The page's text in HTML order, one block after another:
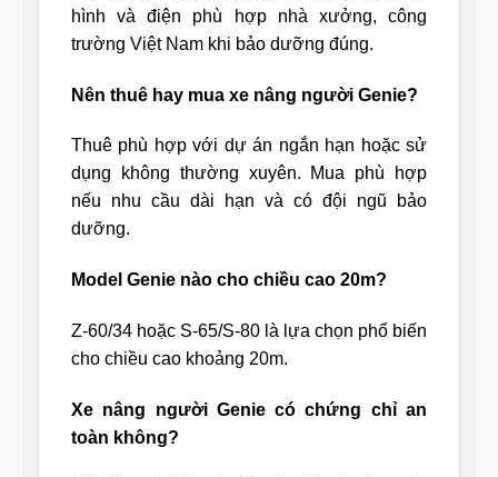
hình và điện phù hợp nhà xưởng, công
trường Việt Nam khi bảo dưỡng đúng.
Nên thuê hay mua xe nâng người Genie?
Thuê phù hợp với dự án ngắn hạn hoặc sử
dụng không thường xuyên. Mua phù hợp
nếu nhu cầu dài hạn và có đội ngũ bảo
dưỡng.
Model Genie nào cho chiều cao 20m?
Z-60/34 hoặc S-65/S-80 là lựa chọn phổ biến
cho chiều cao khoảng 20m.
Xe nâng người Genie có chứng chỉ an
toàn không?